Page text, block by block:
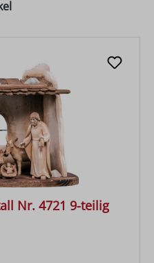
Nr. 4721 9-teilig